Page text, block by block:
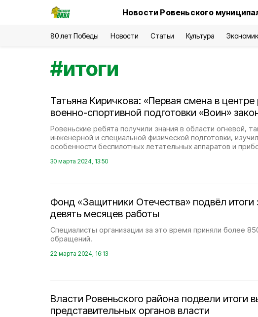
Новости Ровеньского
80 лет Победы Новости Статьи Культура
#итоги
Татьяна Киричкова: «Первая смена в центре
военно-спортивной подготовки «Воин»
Ровеньские ребята получили знания в области огневой,
инженерной и специальной физической подготовки,
особенности беспилотных летательных аппаратов и
30 марта 2024, 13:50
Фонд «Защитники Отечества» подвёл итоги
девять месяцев работы
Специалисты организации за это время приняли более
обращений.
22 марта 2024, 16:13
Власти Ровеньского района подвели итоги
представительных органов власти